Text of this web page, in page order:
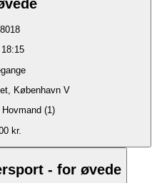
18:15
København V
(1)
kr.
- for øvede